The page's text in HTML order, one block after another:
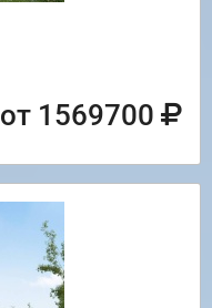
от 1569700